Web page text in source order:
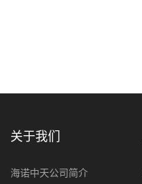
关于我们
海诺中天公司简介